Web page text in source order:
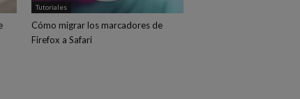
Tutoriales
Cómo migrar los marcadores de
Firefox a Safari